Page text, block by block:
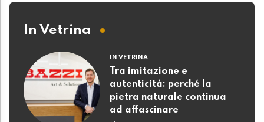
In Vetrina
IN VETRINA
Tra imitazione e
autenticità: perché la
pietra naturale continua
ad affascinare